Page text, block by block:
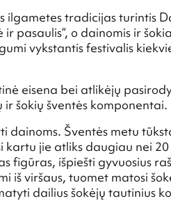
ilgametes tradicijas turintis
pasaulis“, o dainomis ir
vykstantis festivalis
eisena bei atlikėjų
šokių šventės komponentai.
dainoms. Šventės metu
kartu jie atliks daugiau nei
figūras, išpiešti gyvuosius
iš viršaus, tuomet matosi
dailius šokėjų tautinius